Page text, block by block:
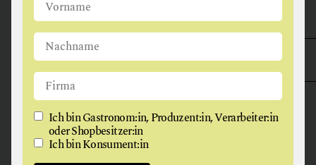
ANGUS & ARTHUR
FLEISCH + FLEISCHERZEUGNISSE
2326 Maria Lanzendorf
Ich bin Gastronom:in, Produzent:in, Verarbeiter:in
oder Shopbesitzer:in
Ich bin Konsument:in